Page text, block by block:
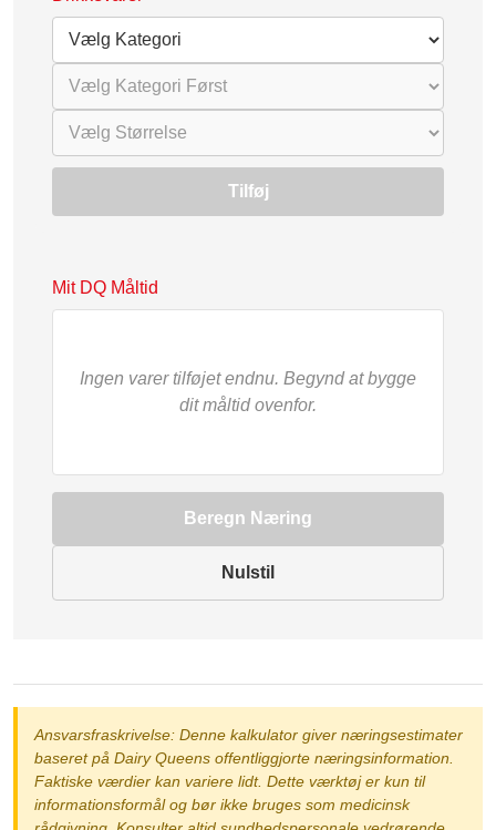
Tilføj
Mit DQ Måltid
Ingen varer tilføjet endnu. Begynd at bygge
dit måltid ovenfor.
Beregn Næring
Nulstil
Ansvarsfraskrivelse: Denne kalkulator giver næringsestimater
baseret på Dairy Queens offentliggjorte næringsinformation.
Faktiske værdier kan variere lidt. Dette værktøj er kun til
informationsformål og bør ikke bruges som medicinsk